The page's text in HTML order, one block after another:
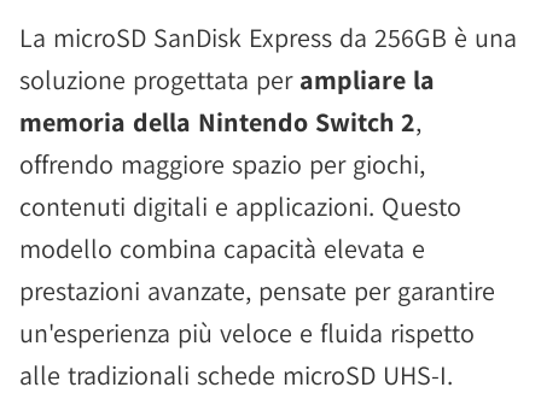
La microSD SanDisk Express da 256GB è una
soluzione progettata per ampliare la
memoria della Nintendo Switch 2,
offrendo maggiore spazio per giochi,
contenuti digitali e applicazioni. Questo
modello combina capacità elevata e
prestazioni avanzate, pensate per garantire
un'esperienza più veloce e fluida rispetto
alle tradizionali schede microSD UHS-I.